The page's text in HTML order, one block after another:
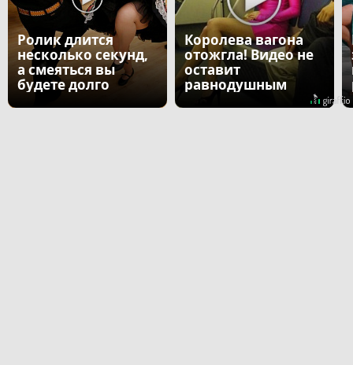
Ролик длится
несколько секунд,
а смеяться вы
будете долго
Королева вагона
отожгла! Видео не
оставит
равнодушным